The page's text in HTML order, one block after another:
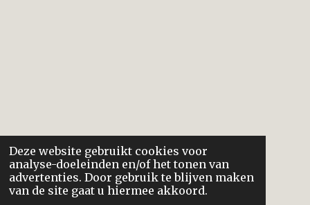
Deze website gebruikt cookies voor
analyse-doeleinden en/of het tonen van
advertenties. Door gebruik te blijven maken
van de site gaat u hiermee akkoord.